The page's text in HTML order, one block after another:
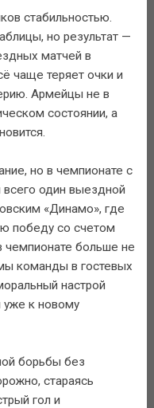
стабильностью.
но результат —
матчей в
чаще теряет очки и
Армейцы не в
состоянии, а
но в чемпионате с
один выездной
«Динамо», где
победу со счетом
чемпионате больше не
команды в гостевых
настрой
уже к новому
борьбы без
стараясь
гол и